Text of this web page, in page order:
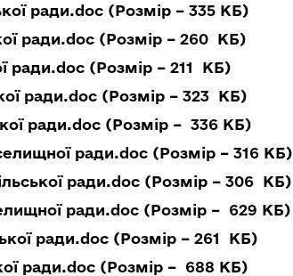
ради.doc (Розмір – 335 КБ)
ради.doc (Розмір – 260 КБ)
ради.doc (Розмір – 211 КБ)
ради.doc (Розмір – 323 КБ)
ради.doc (Розмір – 336 КБ)
ради.doc (Розмір – 316 КБ)
ради.doc (Розмір – 306 КБ)
ради.doc (Розмір – 629 КБ)
ради.doc (Розмір – 261 КБ)
ради.doc (Розмір – 688 КБ)